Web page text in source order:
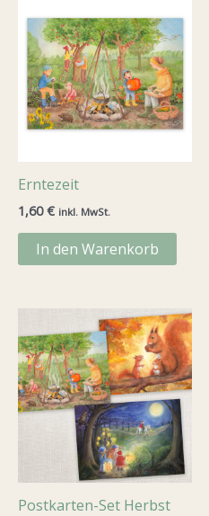
Erntezeit
1,60€ inkl. MwSt.
In den Warenkorb
Postkarten-Set Herbst